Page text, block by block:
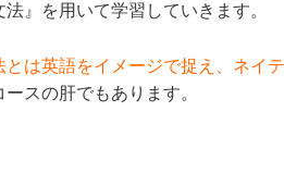
法』を用いて学習していきます。
とは英語をイメージで捉え、ネイ
ースの肝でもあります。